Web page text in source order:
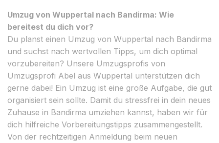
Umzug von Wuppertal nach Bandirma: Wie
bereitest du dich vor?
Du planst einen Umzug von Wuppertal nach Bandirma
und suchst nach wertvollen Tipps, um dich optimal
vorzubereiten? Unsere Umzugsprofis von
Umzugsprofi Abel aus Wuppertal unterstützen dich
gerne dabei! Ein Umzug ist eine große Aufgabe, die gut
organisiert sein sollte. Damit du stressfrei in dein neues
Zuhause in Bandirma umziehen kannst, haben wir für
dich hilfreiche Vorbereitungstipps zusammengestellt.
Von der rechtzeitigen Anmeldung beim neuen